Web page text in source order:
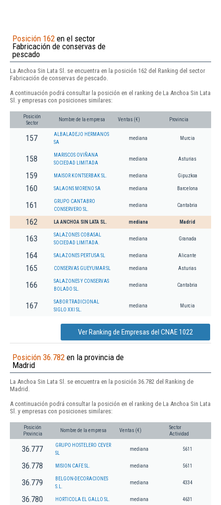
Posición 162 en el sector
Fabricación de conservas de
pescado
La Anchoa Sin Lata Sl. se encuentra en la posición 162 del Ranking del sector
Fabricación de conservas de pescado.
A continuación podrá consultar la posición en el ranking de La Anchoa Sin Lata
Sl. y empresas con posiciones similares:
Posición
Sector
Nombre de la empresa Ventas (€) Provincia
157
ALBALADEJO HERMANOS
SA
mediana Murcia
158
MARISCOS OVIÑANA
SOCIEDAD LIMITADA
mediana Asturias
159 MAISOR KONTSERBAK SL. mediana Gipuzkoa
160 SALAONS MORENO SA mediana Barcelona
161
GRUPO CANTABRO
CONSERVERO SL.
mediana Cantabria
162 LA ANCHOA SIN LATA SL. mediana Madrid
163
SALAZONES COBASAL
SOCIEDAD LIMITADA.
mediana Granada
164 SALAZONES PERTUSA SL mediana Alicante
165 CONSERVAS GUEYUMAR SL mediana Asturias
166
SALAZONES Y CONSERVAS
BOLADO SL.
mediana Cantabria
167
SABOR TRADICIONAL
SIGLO XXI SL.
mediana Murcia
Ver Ranking de Empresas del CNAE 1022
Posición 36.782 en la provincia de
Madrid
La Anchoa Sin Lata Sl. se encuentra en la posición 36.782 del Ranking de
Madrid.
A continuación podrá consultar la posición en el ranking de La Anchoa Sin Lata
Sl. y empresas con posiciones similares:
Posición
Provincia
Nombre de la empresa Ventas (€)
Sector
Actividad
36.777
GRUPO HOSTELERO CEVER
SL
mediana 5611
36.778 MISION CAFE SL. mediana 5611
36.779
BELGON-DECORACIONES
S.L.
mediana 4334
36.780 HORTICOLA EL GALLO SL. mediana 4631